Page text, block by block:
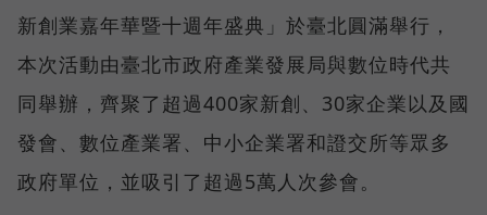
新創業嘉年華暨十週年盛典」於臺北圓滿舉行，
本次活動由臺北市政府產業發展局與數位時代共
同舉辦，齊聚了超過400家新創、30家企業以及國
發會、數位產業署、中小企業署和證交所等眾多
政府單位，並吸引了超過5萬人次參會。